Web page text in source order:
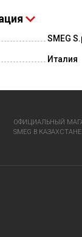
SMEG
Италия
ОФИЦИАЛЬНЫЙ
SMEG В КАЗАХСТАНЕ